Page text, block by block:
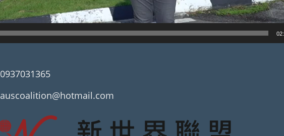
0937031365
auscoalition@hotmail.com